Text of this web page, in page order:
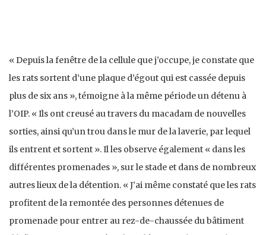
« Depuis la fenêtre de la cellule que j’occupe, je constate que
les rats sortent d’une plaque d’égout qui est cassée depuis
plus de six ans », témoigne à la même période un détenu à
l’OIP. « Ils ont creusé au travers du macadam de nouvelles
sorties, ainsi qu’un trou dans le mur de la laverie, par lequel
ils entrent et sortent ». Il les observe également « dans les
différentes promenades », sur le stade et dans de nombreux
autres lieux de la détention. « J’ai même constaté que les rats
profitent de la remontée des personnes détenues de
promenade pour entrer au rez-de-chaussée du bâtiment